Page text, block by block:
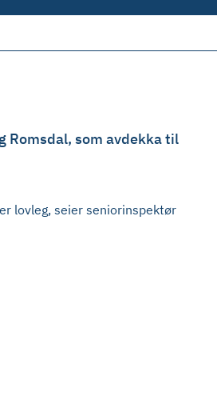
Romsdal, som avdekka til
lovleg, seier seniorinspektør